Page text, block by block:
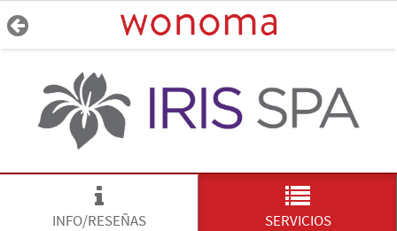
INFO/RESEÑAS SERVICIOS